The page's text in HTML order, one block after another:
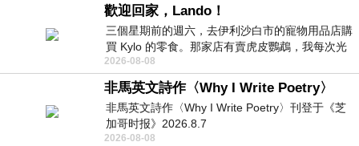
歡迎回家，Lando！
三個星期前的週六，去伊利沙白市的寵物用品店購
買 Kylo 的零食。那家店有賣虎皮鸚鵡，我每次光
顧都會去看一下。他們偶爾會引進 C
2026-08-08
非馬英文詩作〈Why I Write Poetry〉
非馬英文詩作〈Why I Write Poetry〉刊登于《芝
加哥时报》2026.8.7
2026-08-08